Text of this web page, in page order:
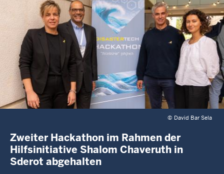
© David Bar Sela
Zweiter Hackathon im Rahmen der
Hilfsinitiative Shalom Chaveruth in
Sderot abgehalten